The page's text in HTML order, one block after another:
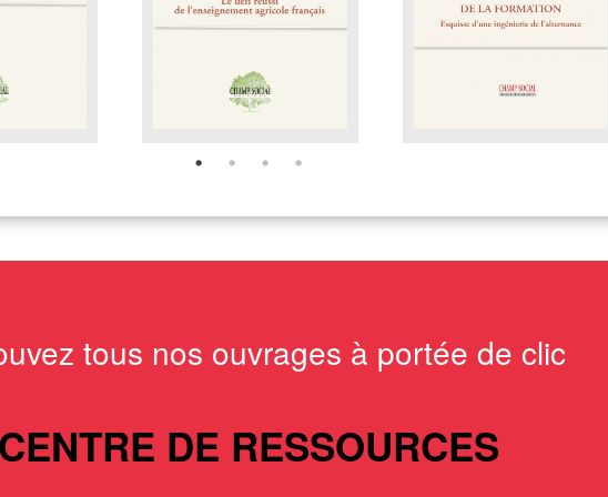
tous nos ouvrages à portée de clic
DE RESSOURCES